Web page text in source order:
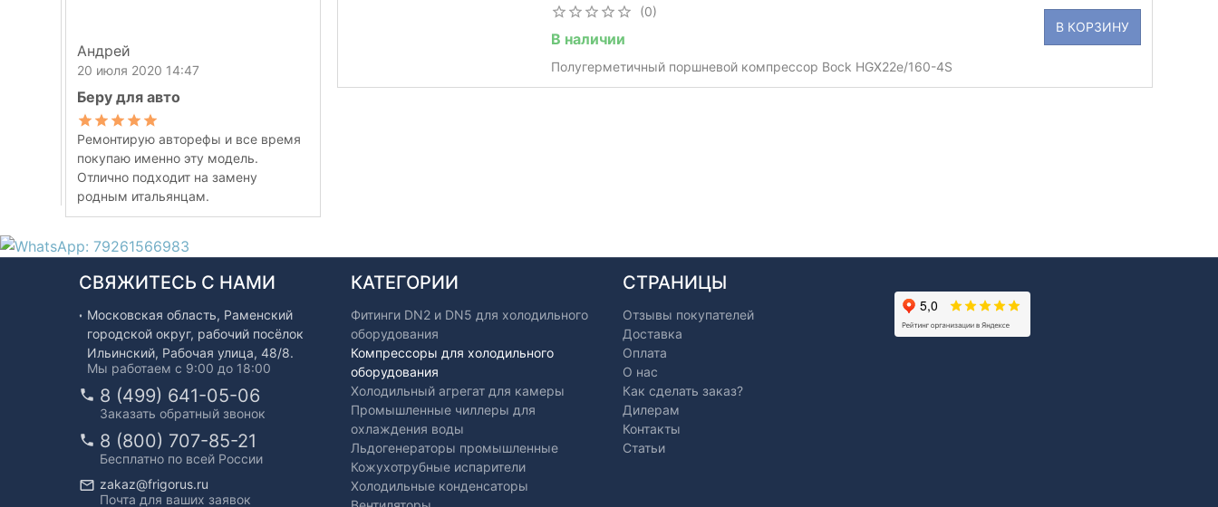
(0)
В наличии
Полугерметичный поршневой компрессор Bock HGX22e/160-4S
В КОРЗИНУ
Андрей
20 июля 2020 14:47
Беру для авто
Ремонтирую авторефы и все время
покупаю именно эту модель.
Отлично подходит на замену
родным итальянцам.
СВЯЖИТЕСЬ С НАМИ
Московская область, Раменский
городской округ, рабочий посёлок
Ильинский, Рабочая улица, 48/8.
Мы работаем с 9:00 до 18:00
8 (499) 641-05-06
Заказать обратный звонок
8 (800) 707-85-21
Бесплатно по всей России
zakaz@frigorus.ru
Почта для ваших заявок
КАТЕГОРИИ
Фитинги DN2 и DN5 для холодильного
оборудования
Компрессоры для холодильного
оборудования
Холодильный агрегат для камеры
Промышленные чиллеры для
охлаждения воды
Льдогенераторы промышленные
Кожухотрубные испарители
Холодильные конденсаторы
СТРАНИЦЫ
Отзывы покупателей
Доставка
Оплата
О нас
Как сделать заказ?
Дилерам
Контакты
Статьи